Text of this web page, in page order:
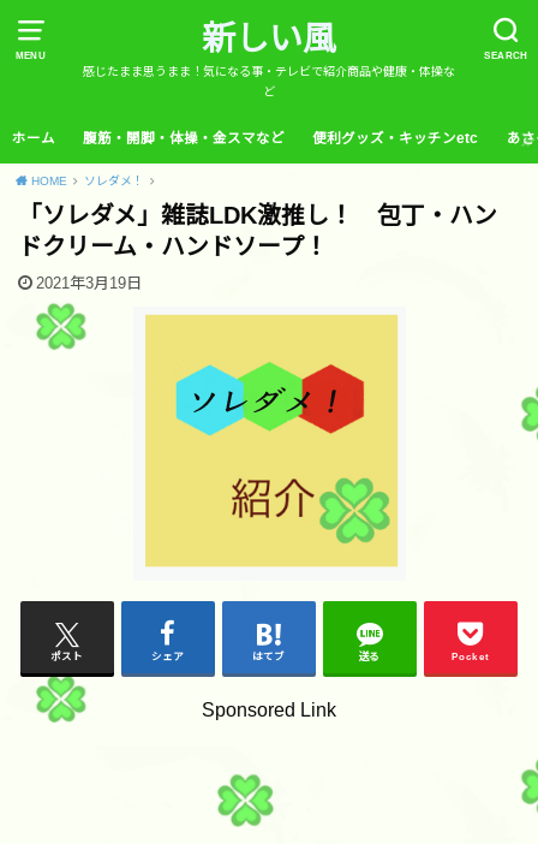
MENU SEARCH
新しい風
感じたまま思うまま！気になる事・テレビで紹介商品や健康・体操な
ど
ホーム 腹筋・開脚・体操・金スマなど 便利グッズ・キッチンetc あ
HOME ソレダメ！
「ソレダメ」雑誌LDK激推し！ 包丁・ハン
ドクリーム・ハンドソープ！
2021年3月19日
ポスト シェア はてブ 送る Pocket
Sponsored Link